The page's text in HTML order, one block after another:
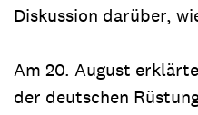
Diskussion darüber,
Am 20. August
der deutschen